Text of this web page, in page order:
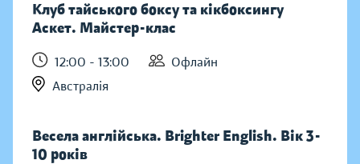
Клуб тайського боксу та кікбоксингу
Аскет. Майстер-клас
12:00 - 13:00
Офлайн
Австралія
Весела англійська. Brighter English. Вік 3-
10 років